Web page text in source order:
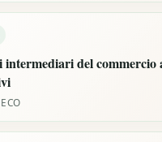
del commercio